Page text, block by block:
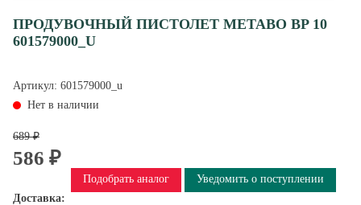
ПРОДУВОЧНЫЙ ПИСТОЛЕТ METABO BP 10
601579000_U
Артикул: 601579000_u
Нет в наличии
689 ₽
586 ₽
Подобрать аналог
Уведомить о поступлении
Доставка: